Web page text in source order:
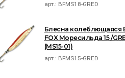
арт.: BFMS18-GRED
Блесна колеблющаяся
FOX Моресильда 15 /
(MS15-01)
арт.: BFMS15-GRED